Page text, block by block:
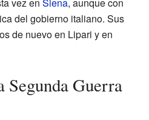
vez en Siena, aunque con
del gobierno italiano. Sus
de nuevo en Lipari y en
Segunda Guerra